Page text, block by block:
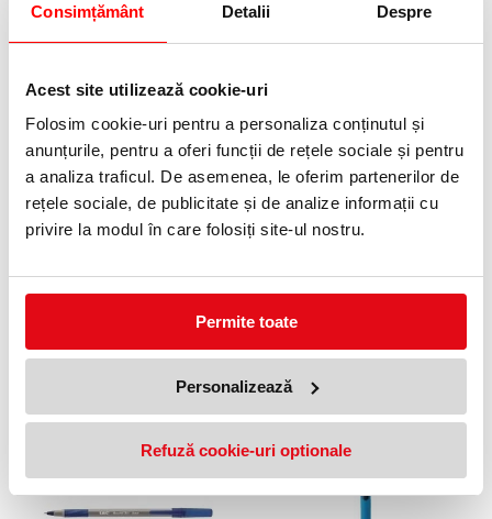
Consimțământ Detalii Despre
Acest site utilizează cookie-uri
Folosim cookie-uri pentru a personaliza conținutul și
anunțurile, pentru a oferi funcții de rețele sociale și pentru
a analiza traficul. De asemenea, le oferim partenerilor de
rețele sociale, de publicitate și de analize informații cu
privire la modul în care folosiți site-ul nostru.
Permite toate
Personalizează
Refuză cookie-uri optionale
Mine grafit BIC in cutie de plastic.
10 %
Pix orange fine albastru, 20
59,73 lei(pret cu TVA)
Pix albastru Atlantis Clic Metal